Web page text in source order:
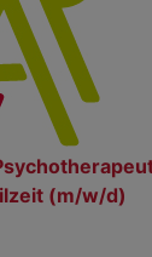
(m/w/d)